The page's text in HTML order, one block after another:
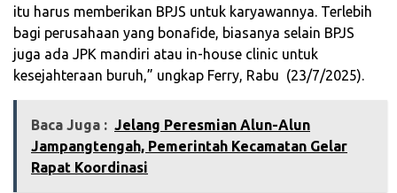
itu harus memberikan BPJS untuk karyawannya. Terlebih
bagi perusahaan yang bonafide, biasanya selain BPJS
juga ada JPK mandiri atau in-house clinic untuk
kesejahteraan buruh,” ungkap Ferry, Rabu (23/7/2025).
Baca Juga : ‎Jelang Peresmian Alun-Alun
Jampangtengah, Pemerintah Kecamatan Gelar
Rapat Koordinasi‎